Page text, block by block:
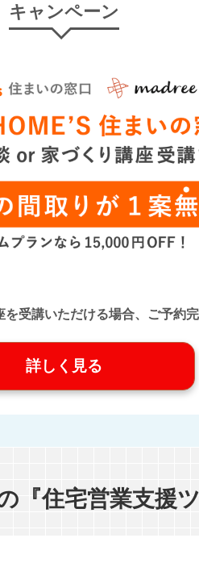
キャンペーン
受講いただける場合、ご予約
詳しく見る
『住宅営業支援ツ